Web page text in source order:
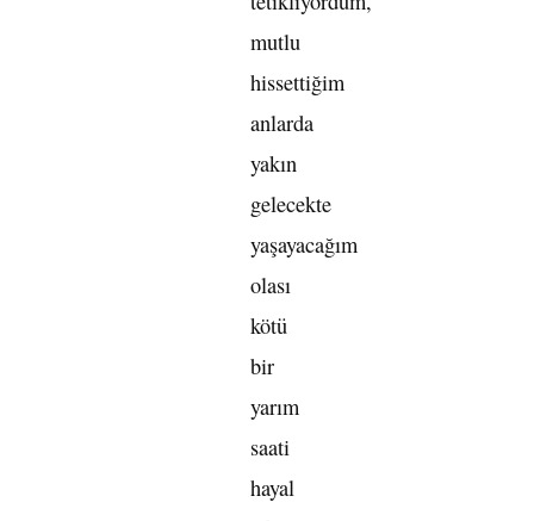
mutlu
hissettiğim
anlarda
yakın
gelecekte
yaşayacağım
olası
kötü
bir
yarım
saati
hayal